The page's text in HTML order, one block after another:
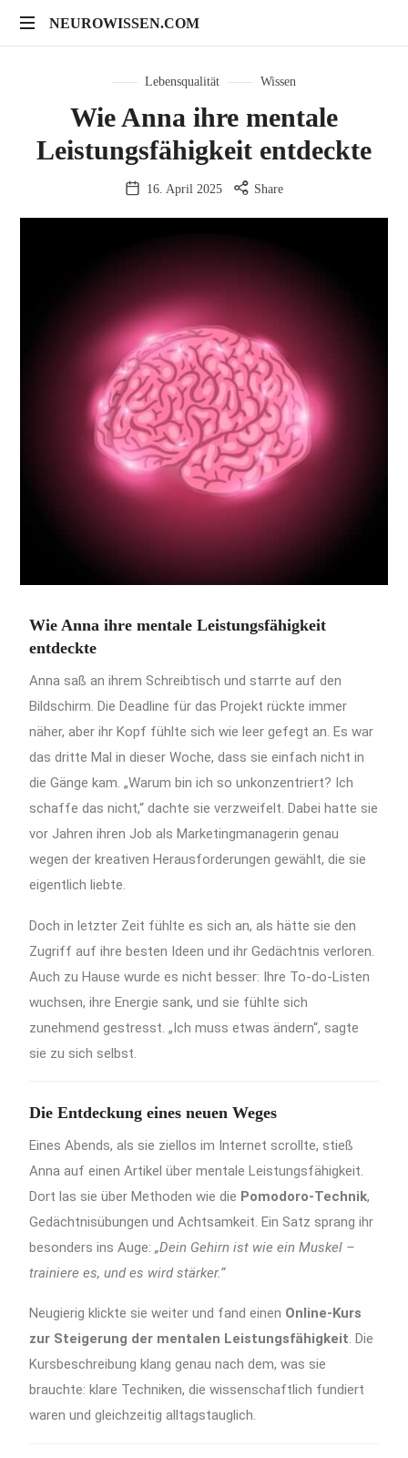
NEUROWISSEN.COM
mentales
Training
und
neuropsychologische
Lebensqualität Wissen
Wie Anna ihre mentale
Leistungsfähigkeit entdeckte
16. April 2025 Share
Wie Anna ihre mentale Leistungsfähigkeit
entdeckte
Anna saß an ihrem Schreibtisch und starrte auf den
Bildschirm. Die Deadline für das Projekt rückte immer
näher, aber ihr Kopf fühlte sich wie leer gefegt an. Es war
das dritte Mal in dieser Woche, dass sie einfach nicht in
die Gänge kam. „Warum bin ich so unkonzentriert? Ich
schaffe das nicht,“ dachte sie verzweifelt. Dabei hatte sie
vor Jahren ihren Job als Marketingmanagerin genau
wegen der kreativen Herausforderungen gewählt, die sie
eigentlich liebte.
Doch in letzter Zeit fühlte es sich an, als hätte sie den
Zugriff auf ihre besten Ideen und ihr Gedächtnis verloren.
Auch zu Hause wurde es nicht besser: Ihre To-do-Listen
wuchsen, ihre Energie sank, und sie fühlte sich
zunehmend gestresst. „Ich muss etwas ändern“, sagte
sie zu sich selbst.
Die Entdeckung eines neuen Weges
Eines Abends, als sie ziellos im Internet scrollte, stieß
Anna auf einen Artikel über mentale Leistungsfähigkeit.
Dort las sie über Methoden wie die Pomodoro-Technik,
Gedächtnisübungen und Achtsamkeit. Ein Satz sprang ihr
besonders ins Auge:„Dein Gehirn ist wie ein Muskel –
trainiere es, und es wird stärker.“
Neugierig klickte sie weiter und fand einen Online-Kurs
zur Steigerung der mentalen Leistungsfähigkeit. Die
Kursbeschreibung klang genau nach dem, was sie
brauchte: klare Techniken, die wissenschaftlich fundiert
waren und gleichzeitig alltagstauglich.